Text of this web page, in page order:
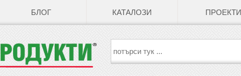
БЛОГ КАТАЛОЗИ ПРОЕКТИ